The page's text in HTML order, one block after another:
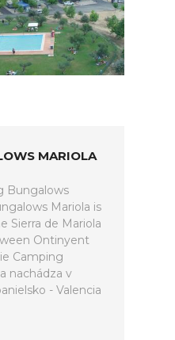
MARIOLA
Bungalows
Mariola is
Sierra de Mariola
Ontinyent
Camping
nachádza v
- Valencia